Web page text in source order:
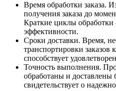
Время обработки заказа.
получения заказа до
Краткие циклы обработки
эффективности.
Сроки доставки. Время,
транспортировки заказов
способствует
Точность выполнения.
обработаны и доставлены
свидетельствует о